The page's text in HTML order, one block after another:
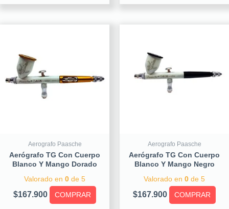
Aerografo Paasche
Aerógrafo TG Con Cuerpo
Blanco Y Mango Dorado
Valorado en 0 de 5
$167.900 COMPRAR
Aerografo Paasche
Aerógrafo TG Con Cuerpo
Blanco Y Mango Negro
Valorado en 0 de 5
$167.900 COMPRAR